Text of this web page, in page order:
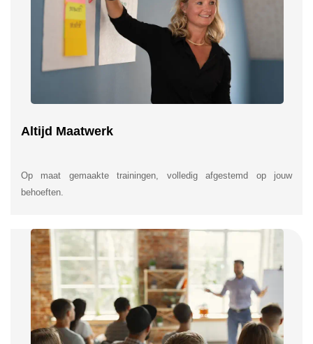
Altijd Maatwerk
Op maat gemaakte trainingen, volledig afgestemd op jouw
behoeften.